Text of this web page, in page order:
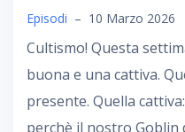
Episodi – 10 Marzo 2026
Cultismo! Questa
buona e una cattiva.
presente. Quella
perchè il nostro Goblin